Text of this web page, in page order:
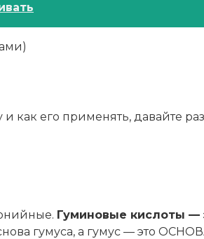
как его применять, давайте
Гуминовые кислоты —
гумуса, а гумус — это